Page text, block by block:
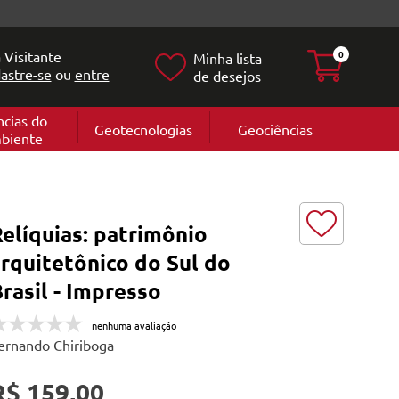
Visitante
se ou entre
Minha lista
de desejos
0
do
Geociências
Geologia
Geotecnologias
patrimônio
do Sul do
- Impresso
nenhuma avaliação
Chiriboga
159,00